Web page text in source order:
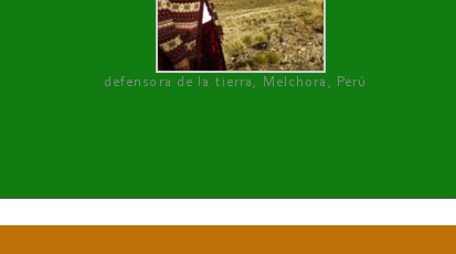
defensora de la tierra, Melchora, Perú